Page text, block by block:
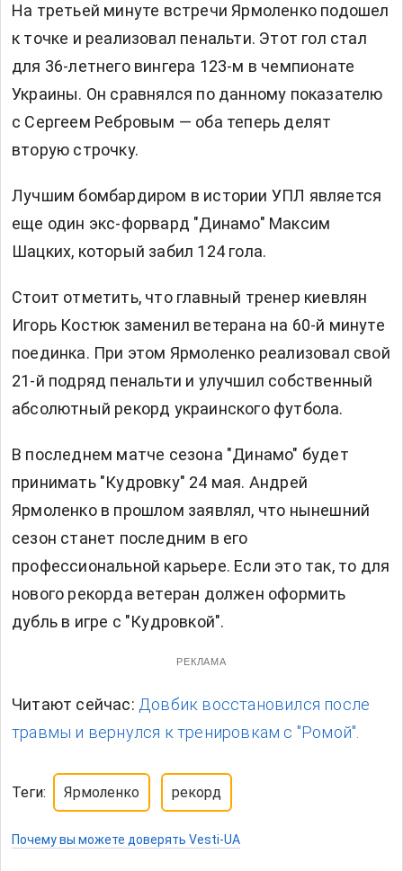
На третьей минуте встречи Ярмоленко подошел
к точке и реализовал пенальти. Этот гол стал
для 36-летнего вингера 123-м в чемпионате
Украины. Он сравнялся по данному показателю
с Сергеем Ребровым — оба теперь делят
вторую строчку.
Лучшим бомбардиром в истории УПЛ является
еще один экс-форвард "Динамо" Максим
Шацких, который забил 124 гола.
Стоит отметить, что главный тренер киевлян
Игорь Костюк заменил ветерана на 60-й минуте
поединка. При этом Ярмоленко реализовал свой
21-й подряд пенальти и улучшил собственный
абсолютный рекорд украинского футбола.
В последнем матче сезона "Динамо" будет
принимать "Кудровку" 24 мая. Андрей
Ярмоленко в прошлом заявлял, что нынешний
сезон станет последним в его
профессиональной карьере. Если это так, то для
нового рекорда ветеран должен оформить
дубль в игре с "Кудровкой".
РЕКЛАМА
Читают сейчас: Довбик восстановился после
травмы и вернулся к тренировкам с "Ромой".
Теги: Ярмоленко рекорд
Почему вы можете доверять Vesti-UA